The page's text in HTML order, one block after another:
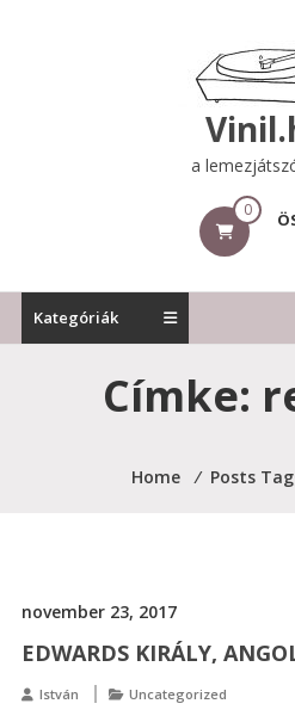
a
0
Kategóriák
Címke:
Home ⁄ Posts
november 23, 2017
EDWARDS KIRÁLY,
István Uncategorized